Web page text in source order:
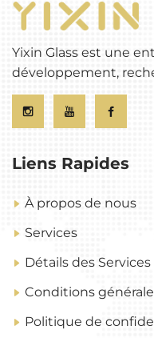
Yixin Glass est une
développement,
Liens Rapides
À propos de nous
Services
Détails des Services
Conditions
Politique de